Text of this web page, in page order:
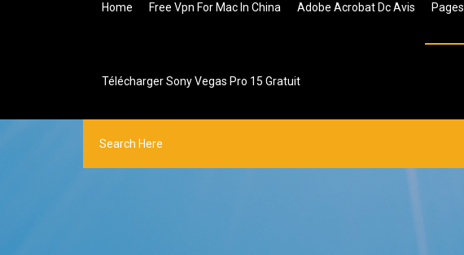
Home Free Vpn For Mac In China Adobe Acrobat Dc Avis Pages
Télécharger Sony Vegas Pro 15 Gratuit